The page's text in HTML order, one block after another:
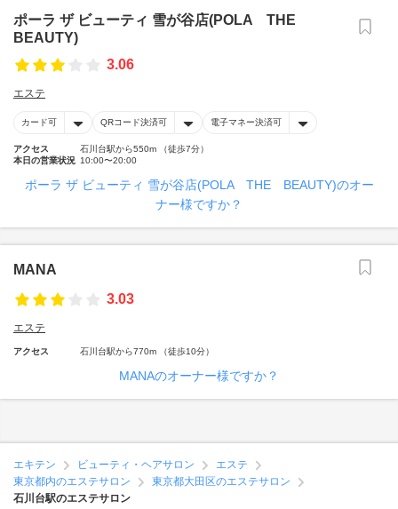
ポーラ ザ ビューティ 雪が谷店(POLA THE
BEAUTY)
3.06
エステ
カード可 QRコード決済可 電子マネー決済可
アクセス
石川台駅から550m （徒歩7分）
本日の営業状況 10:00〜20:00
ポーラ ザ ビューティ 雪が谷店(POLA THE BEAUTY)のオー
ナー様ですか？
MANA
3.03
エステ
アクセス 石川台駅から770m （徒歩10分）
MANAのオーナー様ですか？
エキテン ビューティ・ヘアサロン
エステ
東京都内のエステサロン
東京都大田区のエステサロン
石川台駅のエステサロン